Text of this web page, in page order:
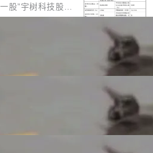
harness 的设
只有一句话：LLM
建议，但不能用来
，除非作者本身
个月
股”宇树科技股份
略配售结果，杭
科技战略配售对
划。其中，Dee
修复多次传递同
镜像时会拒绝包
）投票中获得